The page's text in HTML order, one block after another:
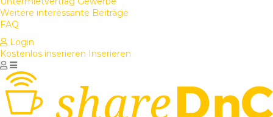
Weitere interessante Beiträge
FAQ
Login
Kostenlos inserieren Inserieren